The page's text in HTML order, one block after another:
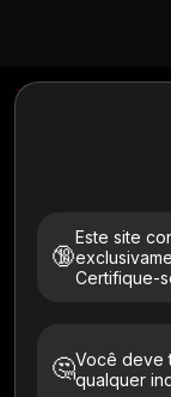
🔞
Este site
Certifique-
🤔Você deve
qualquer
Text To Image
Estilos